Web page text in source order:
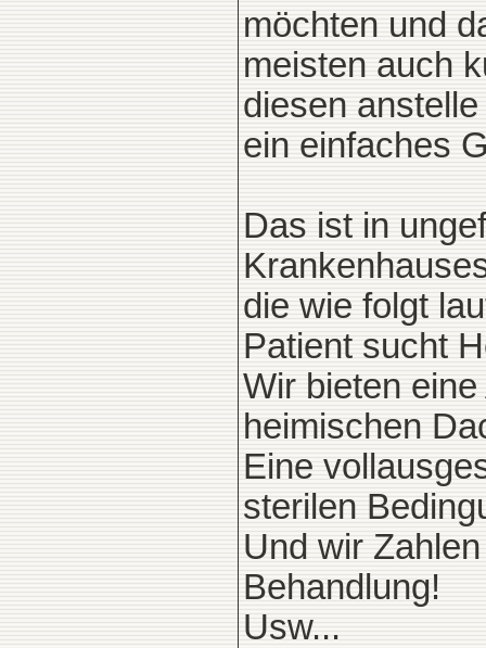
möchten und
meisten auch
diesen
ein einfaches
Das ist in
die wie folgt
Patient sucht
Wir bieten
heimischen
Eine
sterilen
Und wir
Behandlung!
Usw...